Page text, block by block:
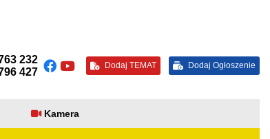
232
427
Dodaj TEMAT Dodaj Ogłoszenie
Kamera